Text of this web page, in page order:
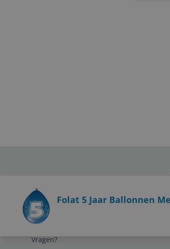
Folat 5 Jaar Ballonnen
Service
Vragen?